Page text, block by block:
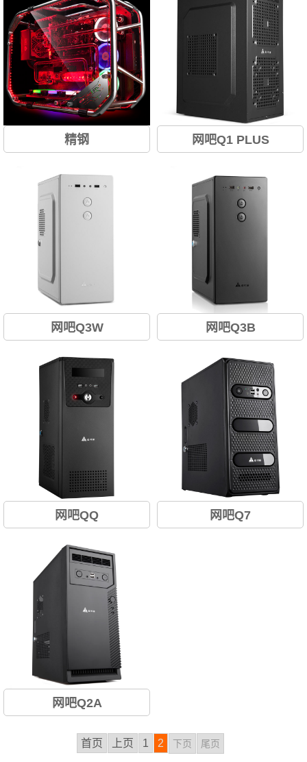
精钢 网吧Q1 PLUS
网吧Q3W 网吧Q3B
网吧QQ 网吧Q7
网吧Q2A
压开关设计...
首页 上页 1 2 下页 尾页